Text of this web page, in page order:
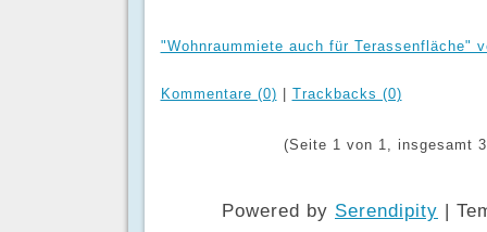
"Wohnraummiete auch für Terassenfläche"
Kommentare (0) Trackbacks (0)
(Seite 1 von 1, insgesamt
Powered by Serendipity |